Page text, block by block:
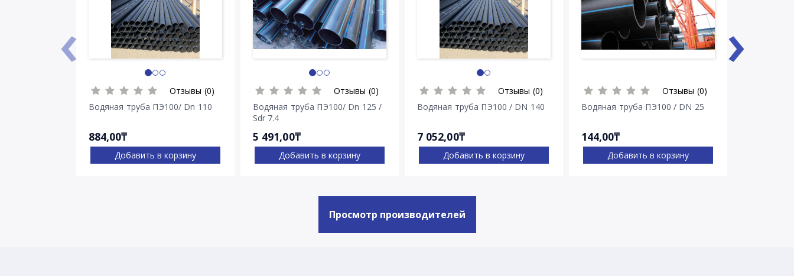
Отзывы (0)
Водяная труба ПЭ100/ Dn 110
884,00₸
Добавить в корзину
Отзывы (0)
Водяная труба ПЭ100/ Dn 125 /
Sdr 7.4
5 491,00₸
Добавить в корзину
Отзывы (0)
Водяная труба ПЭ100 / DN 140
7 052,00₸
Добавить в корзину
Отзывы (0)
Водяная труба ПЭ100 / DN 25
144,00₸
Добавить в корзину
‹ ›
Просмотр производителей